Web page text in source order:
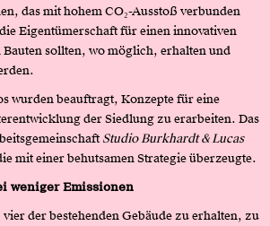
das mit hohem CO₂-Ausstoß verbunden
Eigentümerschaft für einen innovativen
Bauten sollten, wo möglich, erhalten und
wurden beauftragt, Konzepte für eine
der Siedlung zu erarbeiten. Das
Studio Burkhardt & Lucas
mit einer behutsamen Strategie überzeugte.
weniger Emissionen
der bestehenden Gebäude zu erhalten, zu